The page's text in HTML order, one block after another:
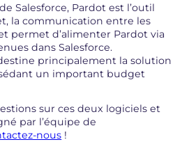
Salesforce, Pardot est l’outil
la communication entre les
permet d’alimenter Pardot via
dans Salesforce.
principalement la solution
un important budget
sur ces deux logiciels et
par l’équipe de
nous !